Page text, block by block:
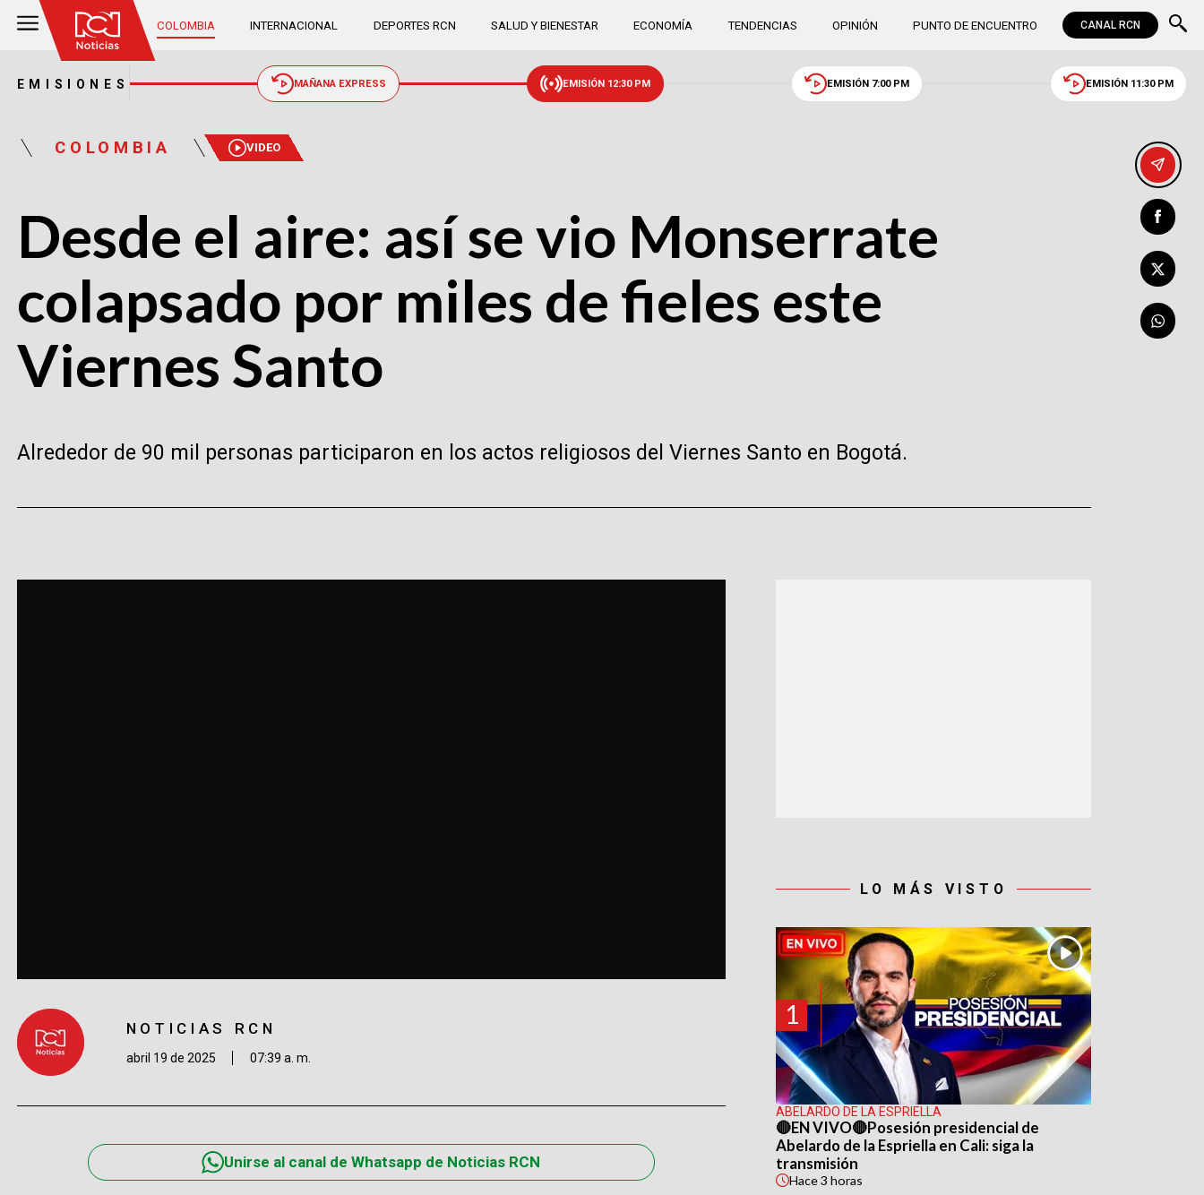
COLOMBIA INTERNACIONAL DEPORTES RCN SALUD Y BIENESTAR ECONOMÍA TENDENCIAS OPINIÓN PUNTO DE ENCUENTRO CANAL RCN
EMISIONES MAÑANA EXPRESS EMISIÓN 12:30 PM EMISIÓN 7:00 PM EMISIÓN 11:30 PM
COLOMBIA VIDEO
Desde el aire: así se vio Monserrate
colapsado por miles de fieles este
Viernes Santo
Alrededor de 90 mil personas participaron en los actos religiosos del Viernes Santo en Bogotá.
NOTICIAS RCN
abril 19 de 2025 07:39 a. m.
Unirse al canal de Whatsapp de Noticias RCN
LO MÁS VISTO
1
ABELARDO DE LA ESPRIELLA
🔴EN VIVO🔴Posesión presidencial de
Abelardo de la Espriella en Cali: siga la
transmisión
Hace3 horas